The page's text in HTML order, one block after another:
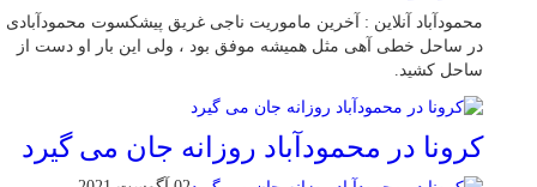
محمودآباد آنلاین : آخرین ماموریت ناجی غریق پیشکسوت محمودآبادی
در ساحل خطی آهی مثل همیشه موفق بود ، ولی این بار او دست از
ساحل کشید.
کرونا در محمودآباد روزانه جان می گیرد